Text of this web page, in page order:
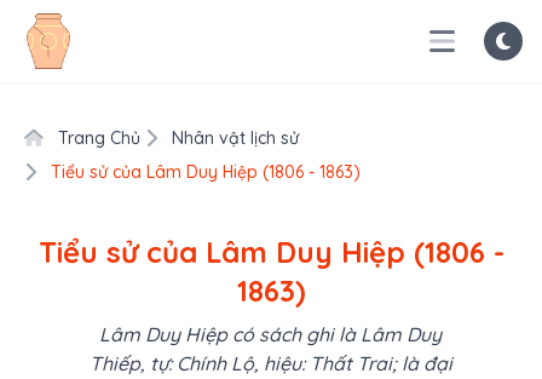
Trang Chủ
Nhân vật lịch sử
Tiểu sử của Lâm Duy Hiệp (1806 - 1863)
Tiểu sử của Lâm Duy Hiệp (1806 -
1863)
Lâm Duy Hiệp có sách ghi là Lâm Duy
Thiếp, tự: Chính Lộ, hiệu: Thất Trai; là đại